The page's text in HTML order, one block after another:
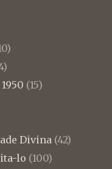
(15)
Divina (42)
lo (100)